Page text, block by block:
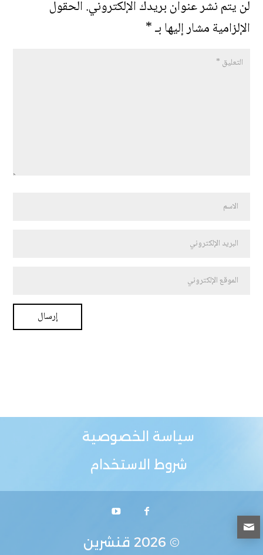
لن يتم نشر عنوان بريدك الإلكتروني.الحقول
الإلزامية مشار إليها بـ*
سياسة الخصوصية
شروط الاستخدام
© 2026 قنشرين